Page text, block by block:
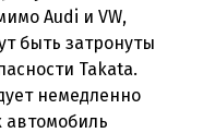
Audi и VW,
быть затронуты
Takata.
немедленно
автомобиль